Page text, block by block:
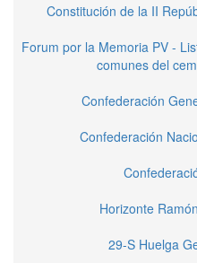
Constitución de la II
Forum por la Memoria PV -
comunes del
Confederación
Confederación
Horizonte
29-S Huelga